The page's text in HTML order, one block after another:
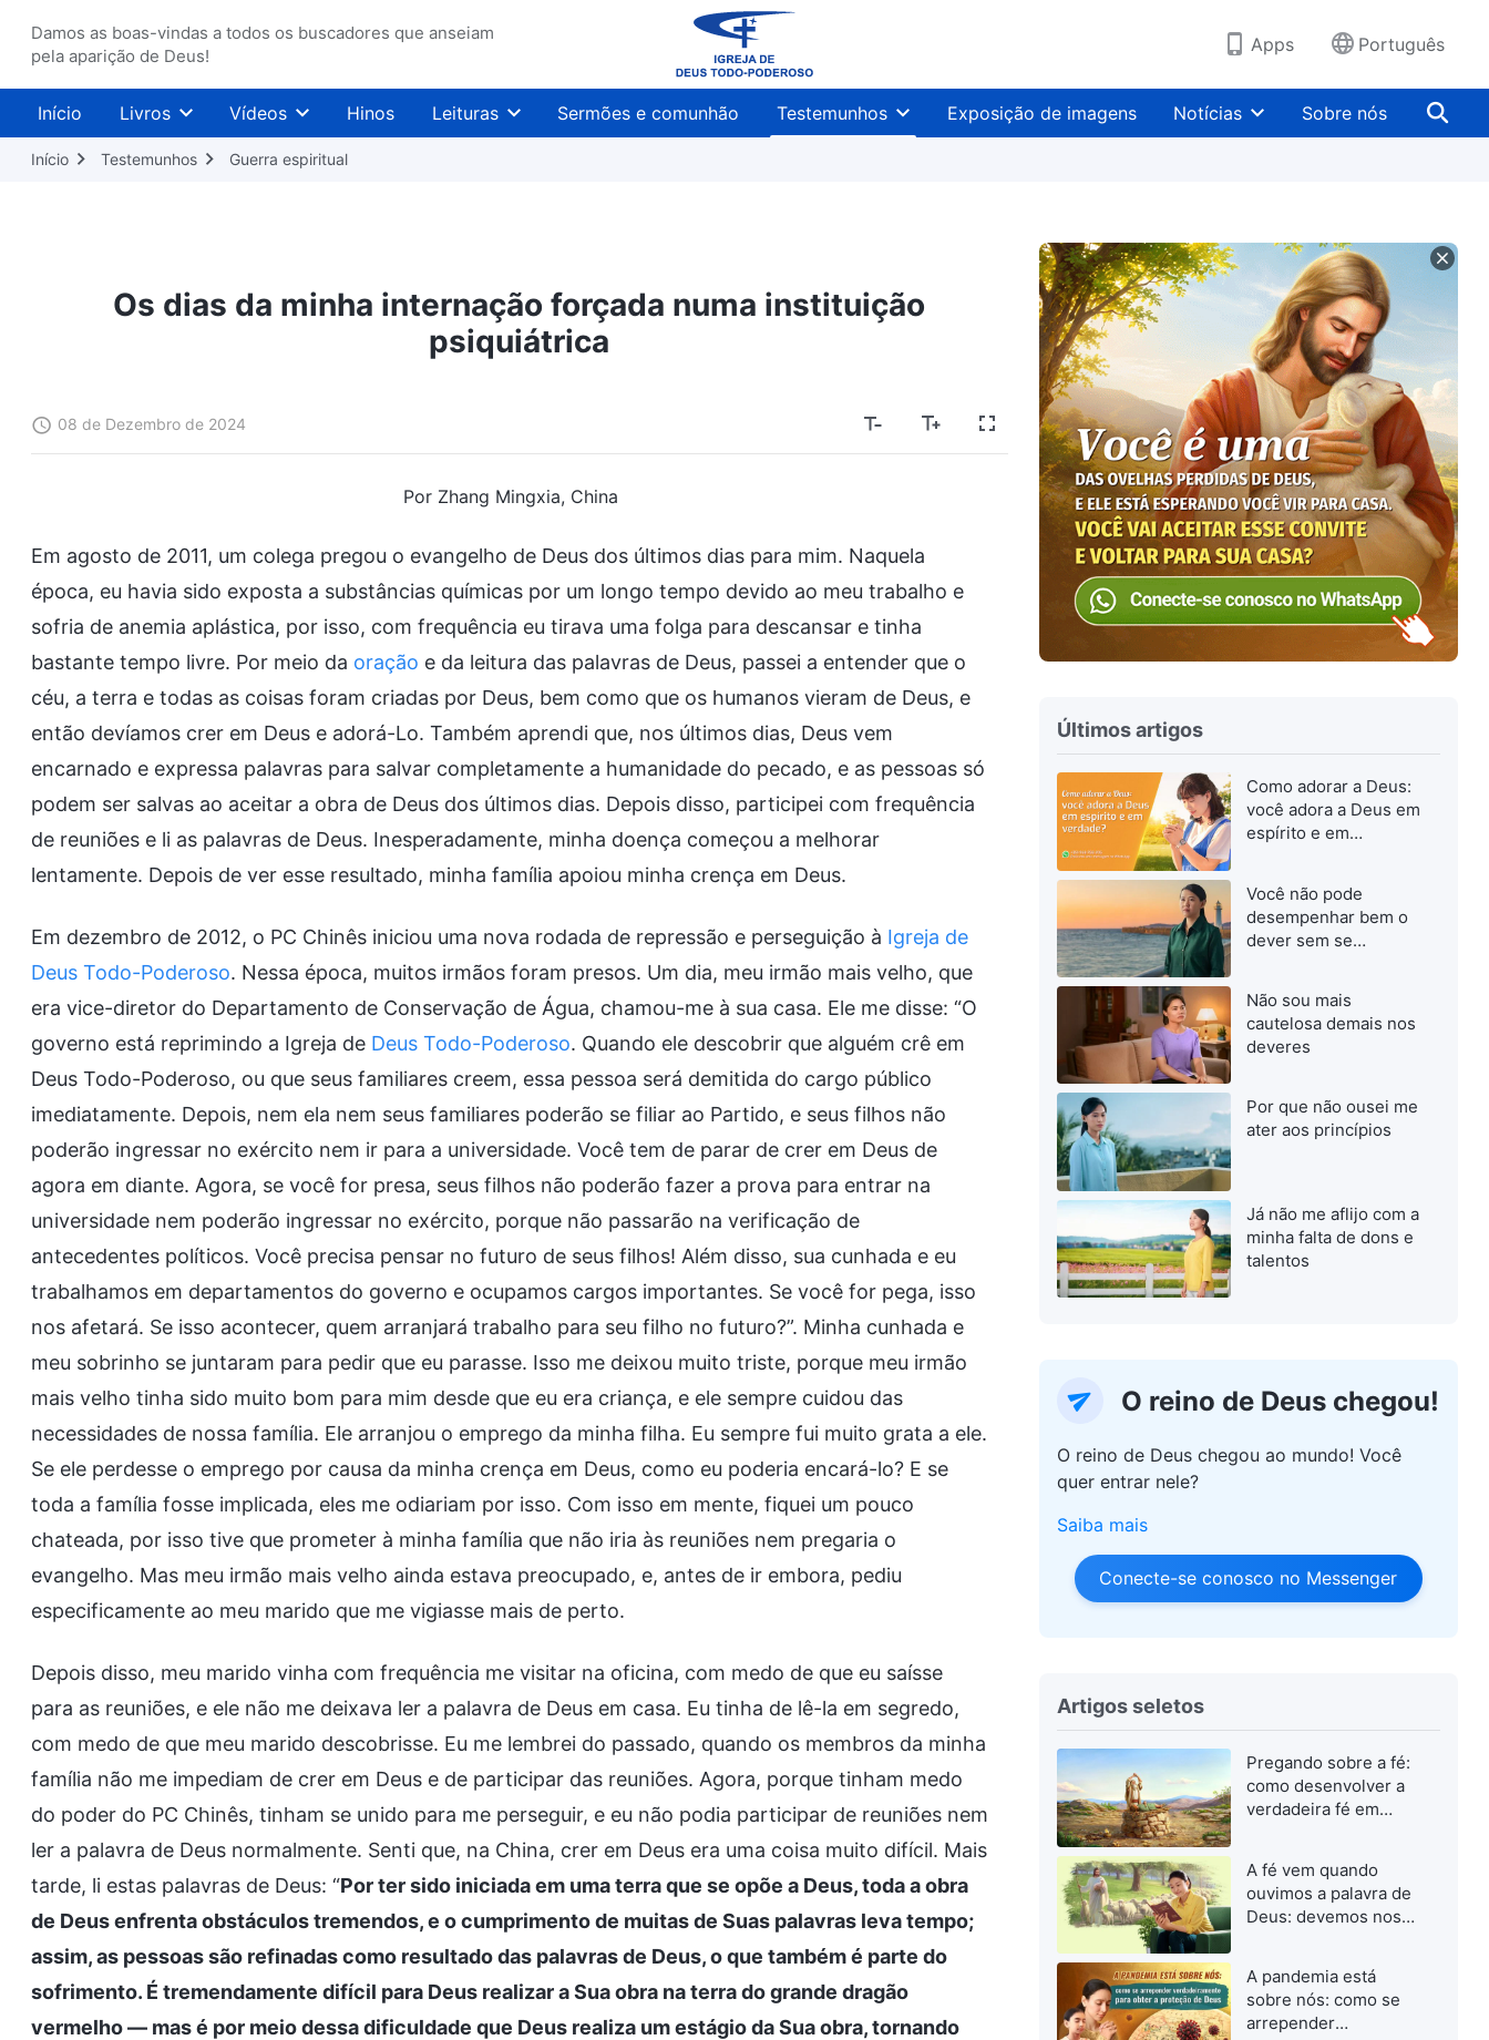
Damos as boas-vindas a todos os buscadores que anseiam
pela aparição de Deus!
Apps Português
Início Livros Vídeos Hinos Leituras Sermões e comunhão Testemunhos Exposição de imagens Notícias Sobre nós
Início Testemunhos Guerra espiritual
Os dias da minha internação forçada numa instituição
psiquiátrica
08 de Dezembro de 2024
Por Zhang Mingxia, China
Em agosto de 2011, um colega pregou o evangelho de Deus dos últimos dias para mim. Naquela
época, eu havia sido exposta a substâncias químicas por um longo tempo devido ao meu trabalho e
sofria de anemia aplástica, por isso, com frequência eu tirava uma folga para descansar e tinha
bastante tempo livre. Por meio da oração e da leitura das palavras de Deus, passei a entender que o
céu, a terra e todas as coisas foram criadas por Deus, bem como que os humanos vieram de Deus, e
então devíamos crer em Deus e adorá-Lo. Também aprendi que, nos últimos dias, Deus vem
encarnado e expressa palavras para salvar completamente a humanidade do pecado, e as pessoas só
podem ser salvas ao aceitar a obra de Deus dos últimos dias. Depois disso, participei com frequência
de reuniões e li as palavras de Deus. Inesperadamente, minha doença começou a melhorar
lentamente. Depois de ver esse resultado, minha família apoiou minha crença em Deus.
Em dezembro de 2012, o PC Chinês iniciou uma nova rodada de repressão e perseguição à Igreja de
Deus Todo-Poderoso. Nessa época, muitos irmãos foram presos. Um dia, meu irmão mais velho, que
era vice-diretor do Departamento de Conservação de Água, chamou-me à sua casa. Ele me disse: “O
governo está reprimindo a Igreja de Deus Todo-Poderoso. Quando ele descobrir que alguém crê em
Deus Todo-Poderoso, ou que seus familiares creem, essa pessoa será demitida do cargo público
imediatamente. Depois, nem ela nem seus familiares poderão se filiar ao Partido, e seus filhos não
poderão ingressar no exército nem ir para a universidade. Você tem de parar de crer em Deus de
agora em diante. Agora, se você for presa, seus filhos não poderão fazer a prova para entrar na
universidade nem poderão ingressar no exército, porque não passarão na verificação de
antecedentes políticos. Você precisa pensar no futuro de seus filhos! Além disso, sua cunhada e eu
trabalhamos em departamentos do governo e ocupamos cargos importantes. Se você for pega, isso
nos afetará. Se isso acontecer, quem arranjará trabalho para seu filho no futuro?”. Minha cunhada e
meu sobrinho se juntaram para pedir que eu parasse. Isso me deixou muito triste, porque meu irmão
mais velho tinha sido muito bom para mim desde que eu era criança, e ele sempre cuidou das
necessidades de nossa família. Ele arranjou o emprego da minha filha. Eu sempre fui muito grata a ele.
Se ele perdesse o emprego por causa da minha crença em Deus, como eu poderia encará-lo? E se
toda a família fosse implicada, eles me odiariam por isso. Com isso em mente, fiquei um pouco
chateada, por isso tive que prometer à minha família que não iria às reuniões nem pregaria o
evangelho. Mas meu irmão mais velho ainda estava preocupado, e, antes de ir embora, pediu
especificamente ao meu marido que me vigiasse mais de perto.
Depois disso, meu marido vinha com frequência me visitar na oficina, com medo de que eu saísse
para as reuniões, e ele não me deixava ler a palavra de Deus em casa. Eu tinha de lê-la em segredo,
com medo de que meu marido descobrisse. Eu me lembrei do passado, quando os membros da minha
família não me impediam de crer em Deus e de participar das reuniões. Agora, porque tinham medo
do poder do PC Chinês, tinham se unido para me perseguir, e eu não podia participar de reuniões nem
ler a palavra de Deus normalmente. Senti que, na China, crer em Deus era uma coisa muito difícil. Mais
tarde, li estas palavras de Deus: “Por ter sido iniciada em uma terra que se opõe a Deus, toda a obra
de Deus enfrenta obstáculos tremendos, e o cumprimento de muitas de Suas palavras leva tempo;
assim, as pessoas são refinadas como resultado das palavras de Deus, o que também é parte do
sofrimento. É tremendamente difícil para Deus realizar a Sua obra na terra do grande dragão
vermelho — mas é por meio dessa dificuldade que Deus realiza um estágio da Sua obra, tornando
Últimos artigos
Como adorar a Deus:
você adora a Deus em
espírito e em
Você não pode
desempenhar bem o
dever sem se
Não sou mais
cautelosa demais nos
deveres
Por que não ousei me
ater aos princípios
Já não me aflijo com a
minha falta de dons e
talentos
O reino de Deus chegou!
O reino de Deus chegou ao mundo! Você
quer entrar nele?
Saiba mais
Conecte-se conosco no Messenger
Artigos seletos
Pregando sobre a fé:
como desenvolver a
verdadeira fé em
A fé vem quando
ouvimos a palavra de
Deus: devemos nos
quando investigamos
o caminho verdadeiro
A pandemia está
sobre nós: como se
arrepender